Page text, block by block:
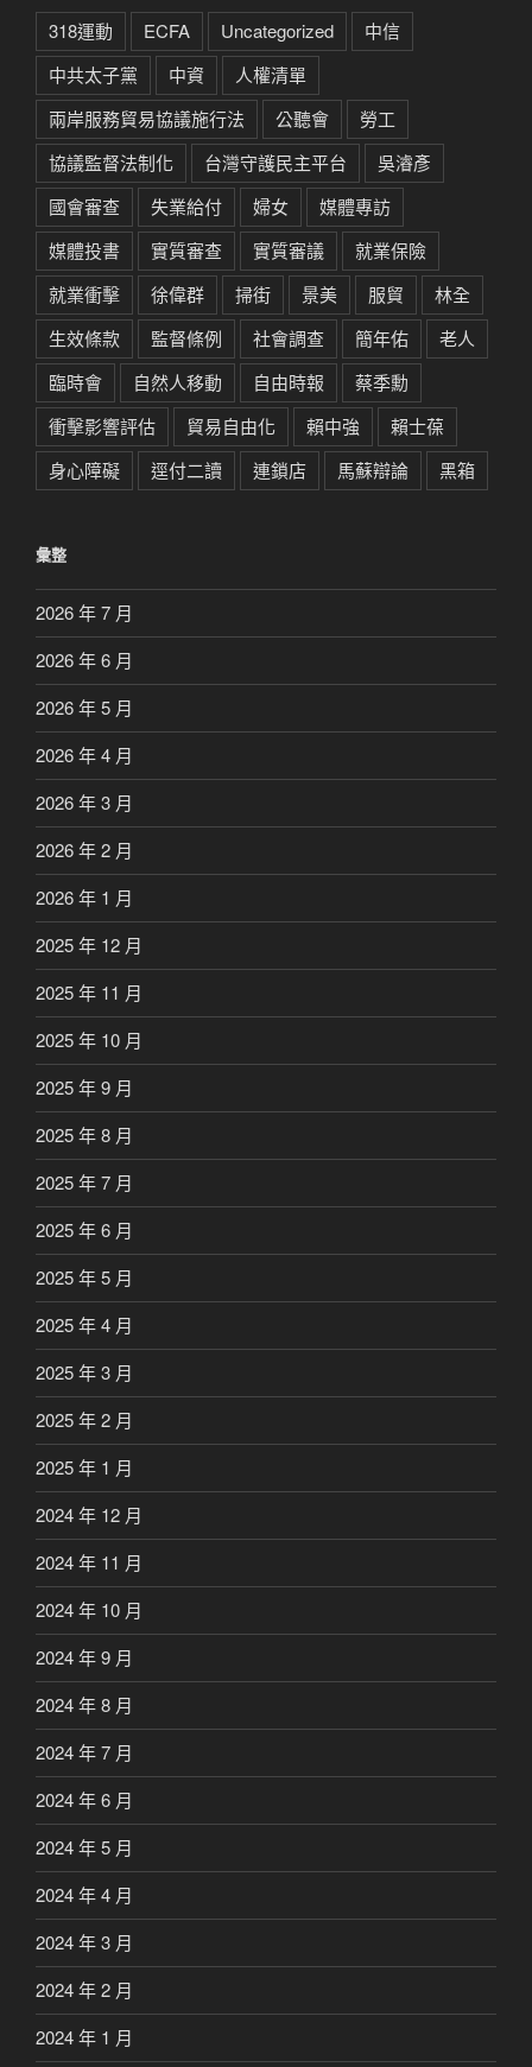
318運動 ECFA Uncategorized
中信
中共太子黨
中資
人權清單
兩岸服務貿易協議施行法
公聽會
勞工
協議監督法制化
台灣守護民主平台
吳濬彥
國會審查
失業給付 婦女
媒體專訪
媒體投書
實質審查 實質審議
就業保險
就業衝擊
徐偉群 掃街 景美 服貿
林全
生效條款
監督條例 社會調查 簡年佑
老人
臨時會
自然人移動 自由時報
蔡季勳
衝擊影響評估
貿易自由化 賴中強
賴士葆
身心障礙
逕付二讀 連鎖店 馬蘇辯論 黑箱
彙整
2026 年 7 月
2026 年 6 月
2026 年 5 月
2026 年 4 月
2026 年 3 月
2026 年 2 月
2026 年 1 月
2025 年 12 月
2025 年 11 月
2025 年 10 月
2025 年 9 月
2025 年 8 月
2025 年 7 月
2025 年 6 月
2025 年 5 月
2025 年 4 月
2025 年 3 月
2025 年 2 月
2025 年 1 月
2024 年 12 月
2024 年 11 月
2024 年 10 月
2024 年 9 月
2024 年 8 月
2024 年 7 月
2024 年 6 月
2024 年 5 月
2024 年 4 月
2024 年 3 月
2024 年 2 月
2024 年 1 月